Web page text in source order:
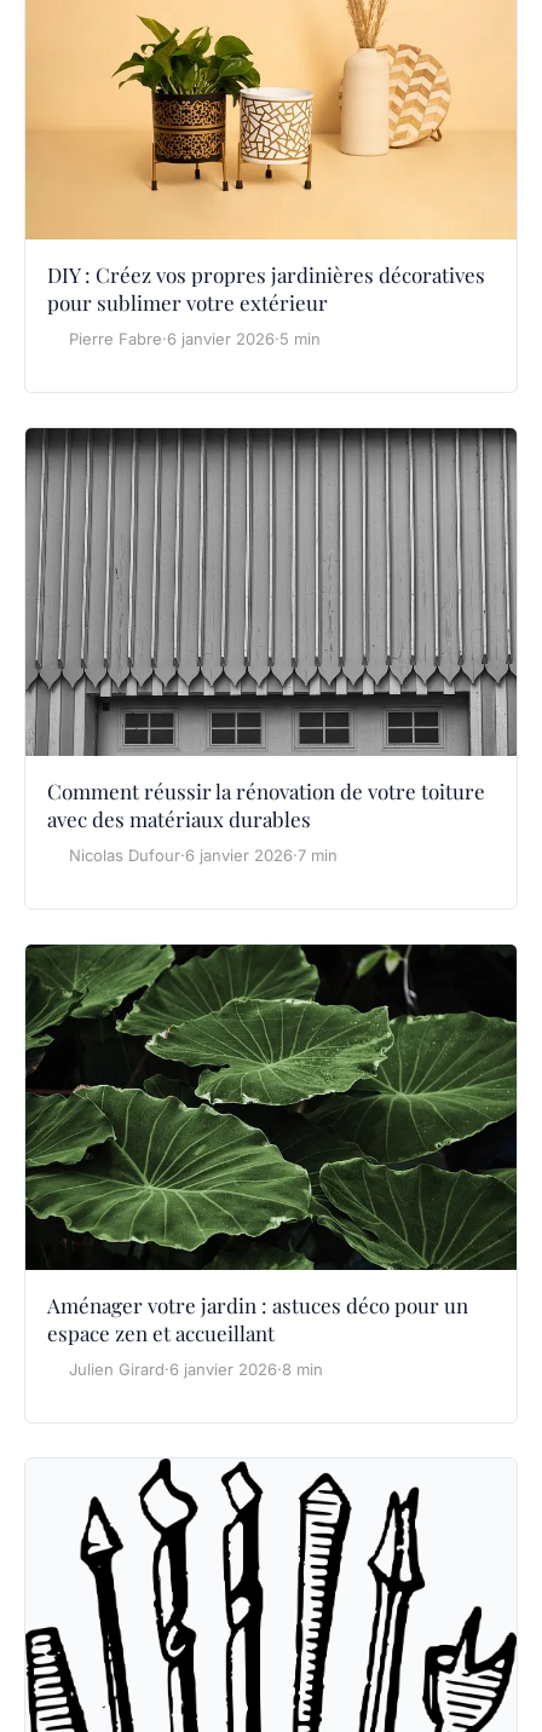
DIY : Créez vos propres jardinières décoratives
pour sublimer votre extérieur
Pierre Fabre·6 janvier 2026·5 min
Comment réussir la rénovation de votre toiture
avec des matériaux durables
Nicolas Dufour·6 janvier 2026·7 min
Aménager votre jardin : astuces déco pour un
espace zen et accueillant
Julien Girard·6 janvier 2026·8 min